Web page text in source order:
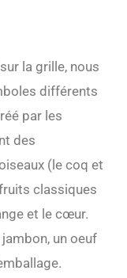
la grille, nous
différents
par les
des
(le coq et
classiques
et le cœur.
un oeuf